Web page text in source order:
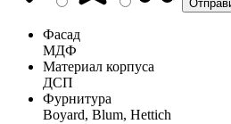
Фасад
МДФ
Материал корпуса
ДСП
Фурнитура
Boyard, Blum, Hettich